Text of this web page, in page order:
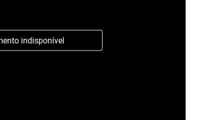
indisponível